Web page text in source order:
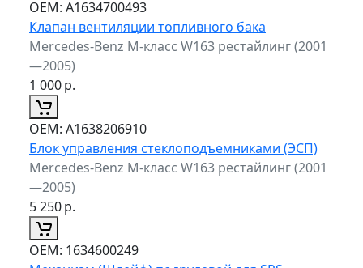
ОЕМ: A1634700493
Клапан вентиляции топливного бака
Mercedes-Benz M-класс W163 рестайлинг (2001
—2005)
1 000р.
ОЕМ: A1638206910
Блок управления стеклоподъемниками (ЭСП)
Mercedes-Benz M-класс W163 рестайлинг (2001
—2005)
5 250р.
ОЕМ: 1634600249